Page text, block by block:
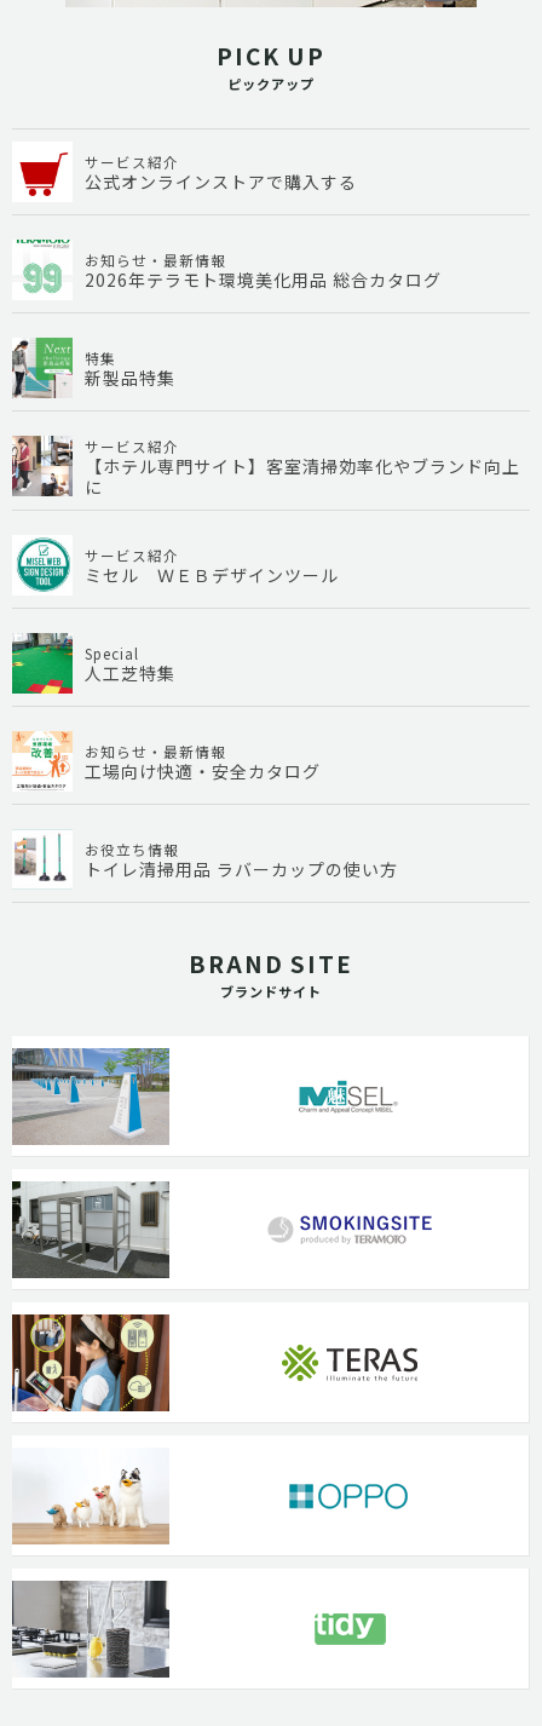
PICK UP
ピックアップ
サービス紹介
公式オンラインストアで購入する
お知らせ・最新情報
2026年テラモト環境美化用品 総合カタログ
特集
新製品特集
サービス紹介
【ホテル専門サイト】客室清掃効率化やブランド向上
に
サービス紹介
ミセル ＷＥＢデザインツール
Special
人工芝特集
お知らせ・最新情報
工場向け快適・安全カタログ
お役立ち情報
トイレ清掃用品 ラバーカップの使い方
BRAND SITE
ブランドサイト